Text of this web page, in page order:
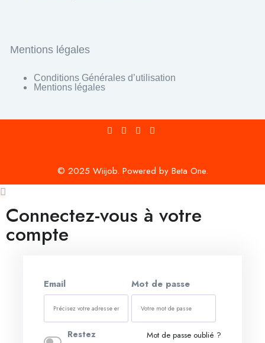
Mentions légales
Conditions Générales d’utilisation
Mentions légales
© 2025 Wiijob. Powered by Beta One.
Connectez-vous à votre
compte
Email Mot de passe
Restez
Mot de passe oublié ?